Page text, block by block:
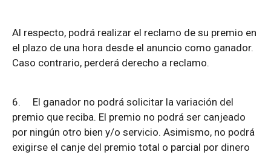
Al respecto, podrá realizar el reclamo de su premio en
el plazo de una hora desde el anuncio como ganador.
Caso contrario, perderá derecho a reclamo.
6. El ganador no podrá solicitar la variación del
premio que reciba. El premio no podrá ser canjeado
por ningún otro bien y/o servicio. Asimismo, no podrá
exigirse el canje del premio total o parcial por dinero